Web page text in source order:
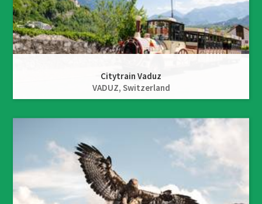
Citytrain Vaduz
VADUZ, Switzerland